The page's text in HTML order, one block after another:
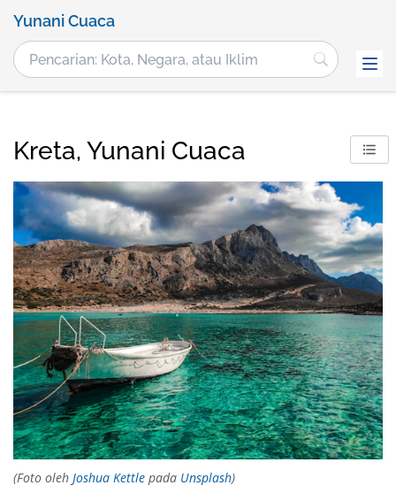
Yunani Cuaca
Kreta, Yunani Cuaca
(Foto oleh Joshua Kettle pada Unsplash)